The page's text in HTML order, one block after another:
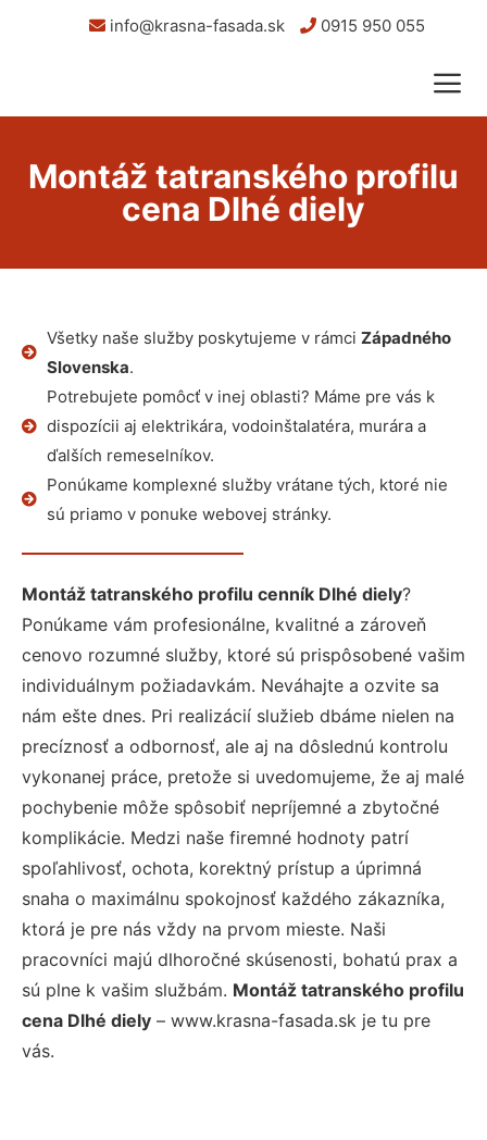
info@krasna-fasada.sk 0915 950 055
Montáž tatranského profilu
cena Dlhé diely
Všetky naše služby poskytujeme v rámci Západného
Slovenska.
Potrebujete pomôcť v inej oblasti? Máme pre vás k
dispozícii aj elektrikára, vodoinštalatéra, murára a
ďalších remeselníkov.
Ponúkame komplexné služby vrátane tých, ktoré nie
sú priamo v ponuke webovej stránky.
Montáž tatranského profilu cenník Dlhé diely?
Ponúkame vám profesionálne, kvalitné a zároveň
cenovo rozumné služby, ktoré sú prispôsobené vašim
individuálnym požiadavkám. Neváhajte a ozvite sa
nám ešte dnes. Pri realizácií služieb dbáme nielen na
precíznosť a odbornosť, ale aj na dôslednú kontrolu
vykonanej práce, pretože si uvedomujeme, že aj malé
pochybenie môže spôsobiť nepríjemné a zbytočné
komplikácie. Medzi naše firemné hodnoty patrí
spoľahlivosť, ochota, korektný prístup a úprimná
snaha o maximálnu spokojnosť každého zákazníka,
ktorá je pre nás vždy na prvom mieste. Naši
pracovníci majú dlhoročné skúsenosti, bohatú prax a
sú plne k vašim službám. Montáž tatranského profilu
cena Dlhé diely – www.krasna-fasada.sk je tu pre
vás.